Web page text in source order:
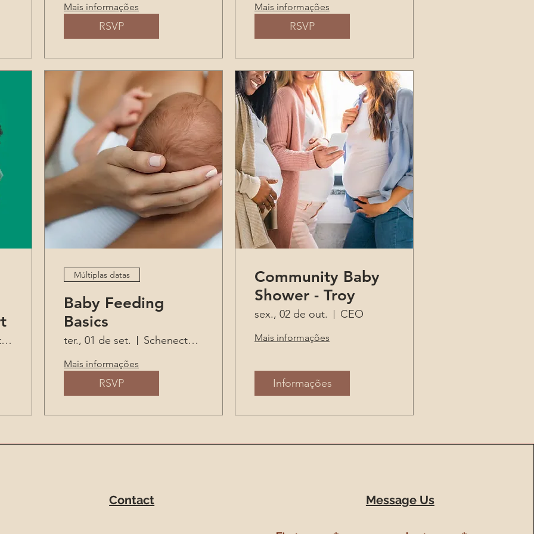
Mais informações
RSVP
Mais informações
RSVP
Schenectady
Múltiplas datas
Baby Feeding
Basics
ter., 01 de set. Schenectady
Mais informações
RSVP
Community Baby
Shower - Troy
sex., 02 de out. CEO
Mais informações
Informações
Contact Message Us